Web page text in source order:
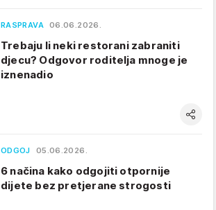
RASPRAVA 06.06.2026.
Trebaju li neki restorani zabraniti
djecu? Odgovor roditelja mnoge je
iznenadio
ODGOJ 05.06.2026.
6 načina kako odgojiti otpornije
dijete bez pretjerane strogosti